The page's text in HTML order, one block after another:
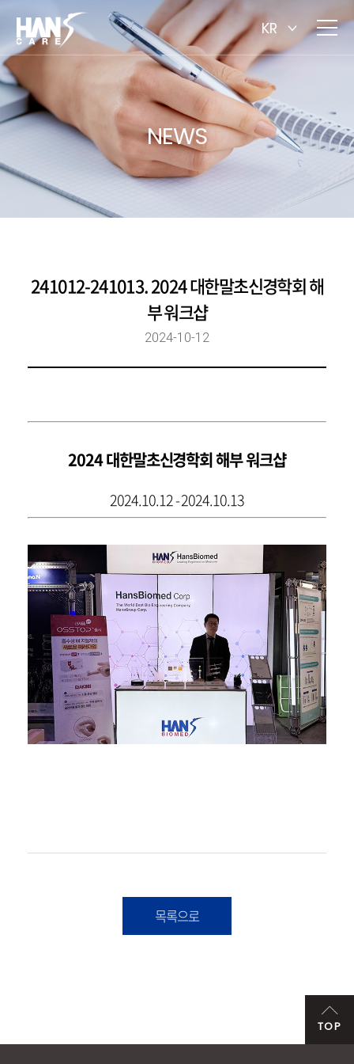
KR
NEWS
241012-241013. 2024 대한말초신경학회 해
부 워크샵
2024-10-12
2024 대한말초신경학회 해부 워크샵
2024.10.12 - 2024.10.13
목록으로
TOP